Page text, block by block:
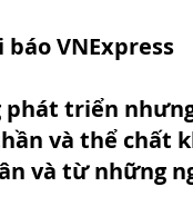
VNExpress
phát triển
và thể chất
và từ những